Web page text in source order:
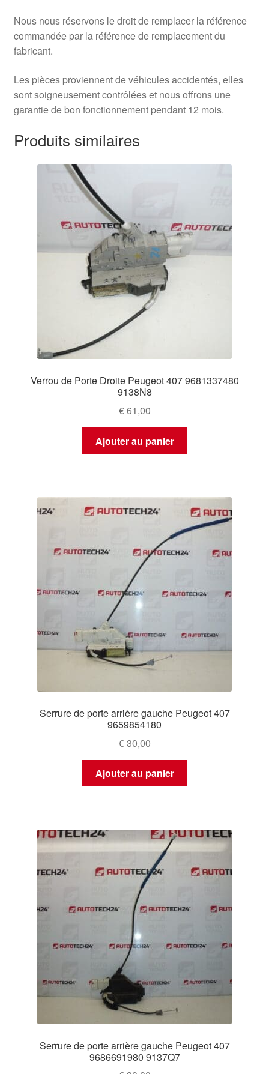
Nous nous réservons le droit de remplacer la référence
commandée par la référence de remplacement du
fabricant.
Les pièces proviennent de véhicules accidentés, elles
sont soigneusement contrôlées et nous offrons une
garantie de bon fonctionnement pendant 12 mois.
Produits similaires
Verrou de Porte Droite Peugeot 407 9681337480
9138N8
€61,00
Ajouter au panier
Serrure de porte arrière gauche Peugeot 407
9659854180
€30,00
Ajouter au panier
Serrure de porte arrière gauche Peugeot 407
9686691980 9137Q7